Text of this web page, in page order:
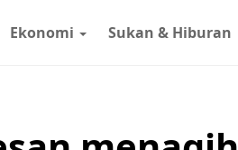
Ekonomi Sukan & Hiburan